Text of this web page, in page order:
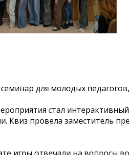
для молодых
стал
Квиз провела заместитель